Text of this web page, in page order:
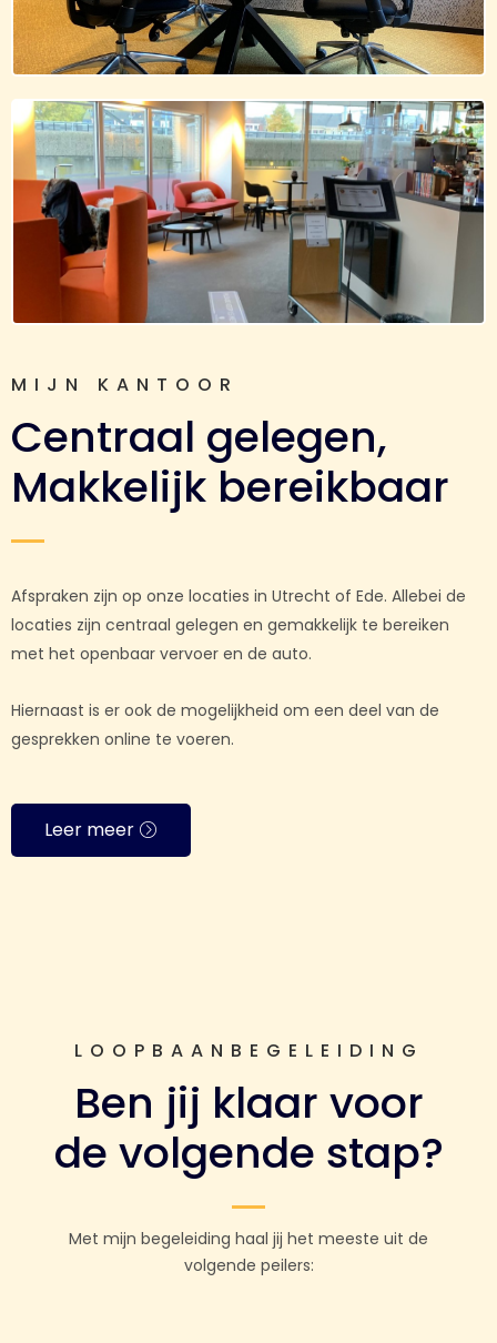
MIJN KANTOOR
Centraal gelegen,
Makkelijk bereikbaar
Afspraken zijn op onze locaties in Utrecht of Ede. Allebei de
locaties zijn centraal gelegen en gemakkelijk te bereiken
met het openbaar vervoer en de auto.
Hiernaast is er ook de mogelijkheid om een deel van de
gesprekken online te voeren.
Leer meer
LOOPBAANBEGELEIDING
Ben jij klaar voor
de volgende stap?
Met mijn begeleiding haal jij het meeste uit de
volgende peilers: